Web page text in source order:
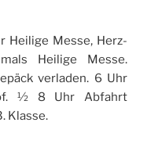
Heilige Messe, Herz-
Heilige Messe.
verladen. 6 Uhr
½ 8 Uhr Abfahrt
Klasse.